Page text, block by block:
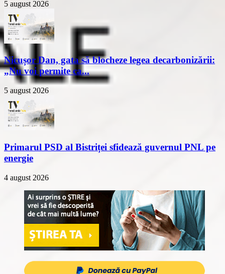
5 august 2026
Nicușor Dan, gata să blocheze legea decarbonizării:
„Nu voi permite ca...
5 august 2026
Primarul PSD al Bistriței sfidează guvernul PNL pe
energie
4 august 2026